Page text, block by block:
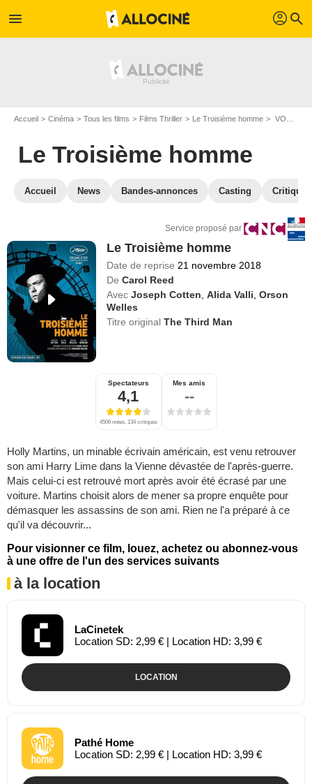
menu profil search
Accueil Cinéma Tous les films Films Thriller Le Troisième homme VOD Le Troisième homme
Le Troisième homme
Accueil News Bandes-annonces Casting
Service proposé par
Le Troisième homme
Date de reprise 21 novembre 2018
De Carol Reed
Avec Joseph Cotten ,Alida Valli ,Orson
Welles
Titre originalThe Third Man
Spectateurs
4,1
4506 notes, 134 critiques
Mes amis
--
Holly Martins, un minable écrivain américain, est venu retrouver
son ami Harry Lime dans la Vienne dévastée de l'après-guerre.
Mais celui-ci est retrouvé mort après avoir été écrasé par une
voiture. Martins choisit alors de mener sa propre enquête pour
démasquer les assassins de son ami. Rien ne l'a préparé à ce
qu'il va découvrir...
Pour visionner ce film, louez, achetez ou abonnez-vous
à une offre de l'un des services suivants
à la location
LaCinetek
Location SD: 2,99 € | Location HD: 3,99 €
LOCATION
Pathé Home
Location SD: 2,99 € | Location HD: 3,99 €